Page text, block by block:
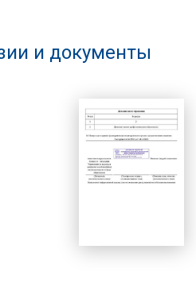
и документы